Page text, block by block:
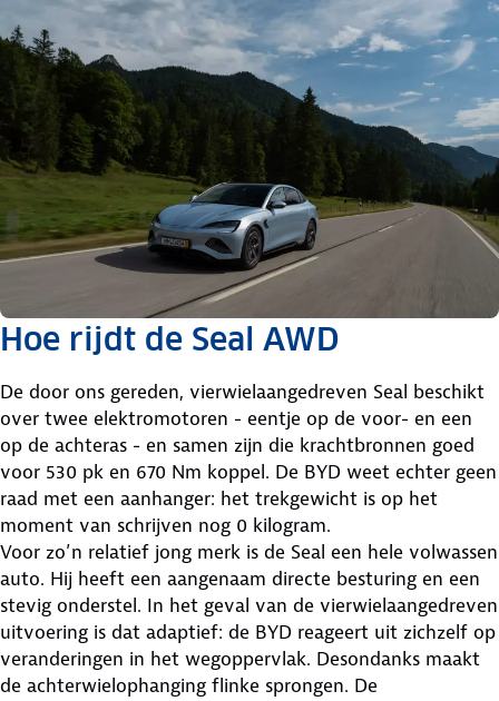
Hoe rijdt de Seal AWD
De door ons gereden, vierwielaangedreven Seal beschikt
over twee elektromotoren - eentje op de voor- en een
op de achteras - en samen zijn die krachtbronnen goed
voor 530 pk en 670 Nm koppel. De BYD weet echter geen
raad met een aanhanger: het trekgewicht is op het
moment van schrijven nog 0 kilogram.
Voor zo’n relatief jong merk is de Seal een hele volwassen
auto. Hij heeft een aangenaam directe besturing en een
stevig onderstel. In het geval van de vierwielaangedreven
uitvoering is dat adaptief: de BYD reageert uit zichzelf op
veranderingen in het wegoppervlak. Desondanks maakt
de achterwielophanging flinke sprongen. De